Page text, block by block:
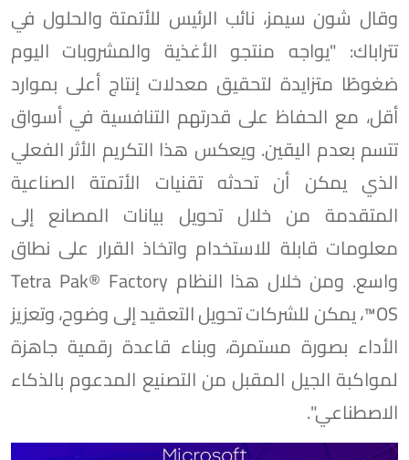
وقال شون سيمز، نائب الرئيس للأتمتة والحلول في
تتراباك: "يواجه منتجو الأغذية والمشروبات اليوم
ضغوطًا متزايدة لتحقيق معدلات إنتاج أعلى بموارد
أقل، مع الحفاظ على قدرتهم التنافسية في أسواق
تتسم بعدم اليقين. ويعكس هذا التكريم الأثر الفعلي
الذي يمكن أن تحدثه تقنيات الأتمتة الصناعية
المتقدمة من خلال تحويل بيانات المصانع إلى
معلومات قابلة للاستخدام واتخاذ القرار على نطاق
واسع. ومن خلال هذا النظام Tetra Pak®️ Factory
OS™️، يمكن للشركات تحويل التعقيد إلى وضوح، وتعزيز
الأداء بصورة مستمرة، وبناء قاعدة رقمية جاهزة
لمواكبة الجيل المقبل من التصنيع المدعوم بالذكاء
الاصطناعي".